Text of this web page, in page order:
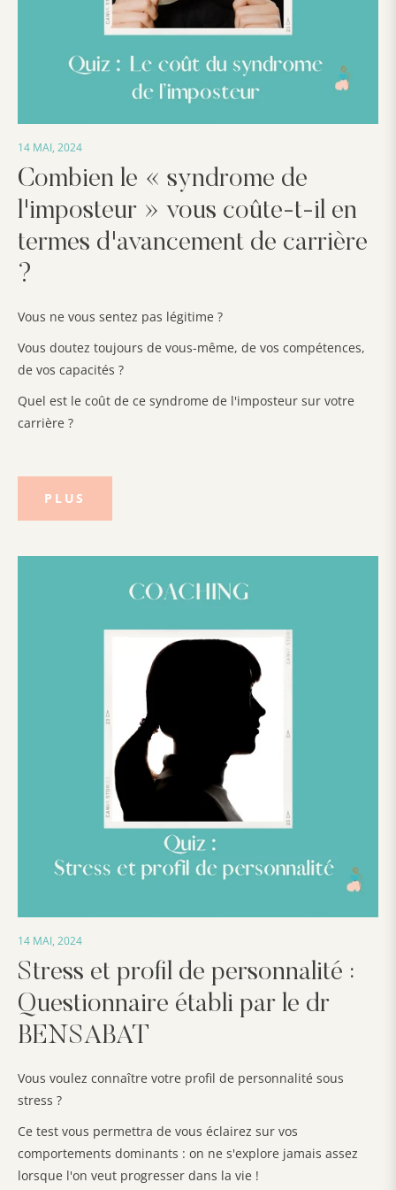
14 MAI, 2024
Combien le « syndrome de
l'imposteur » vous coûte-t-il en
termes d'avancement de carrière
?
Vous ne vous sentez pas légitime ?
Vous doutez toujours de vous-même, de vos compétences,
de vos capacités ?
Quel est le coût de ce syndrome de l'imposteur sur votre
carrière ?
PLUS
14 MAI, 2024
Stress et profil de personnalité :
Questionnaire établi par le dr
BENSABAT
Vous voulez connaître votre profil de personnalité sous
stress ?
Ce test vous permettra de vous éclairez sur vos
comportements dominants : on ne s'explore jamais assez
lorsque l'on veut progresser dans la vie !